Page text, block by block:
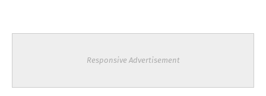
Responsive Advertisement